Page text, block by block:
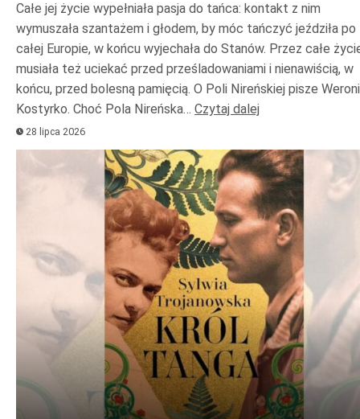
Całe jej życie wypełniała pasja do tańca: kontakt z nim
wymuszała szantażem i głodem, by móc tańczyć jeździła po
całej Europie, w końcu wyjechała do Stanów. Przez całe
musiała też uciekać przed prześladowaniami i nienawiścią, w
końcu, przed bolesną pamięcią. O Poli Nireńskiej pisze
Kostyrko. Choć Pola Nireńska… Czytaj dalej
28 lipca 2026
plików